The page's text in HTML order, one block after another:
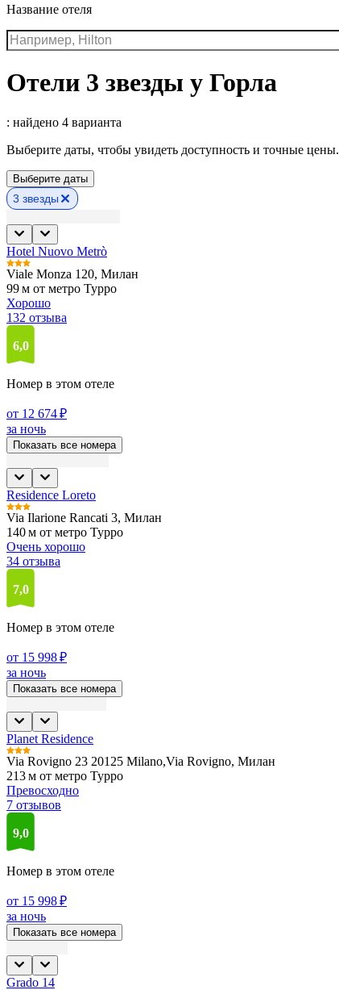
Название отеля
Отели 3 звезды у Горла
: найдено 4 варианта
Выберите даты, чтобы увидеть доступность и точные цены.
Выберите даты
3 звезды
Hotel Nuovo Metrò
Viale Monza 120, Милан
99 м от метро Турро
Хорошо
132 отзыва
6,0
Номер в этом отеле
от 12 674 ₽
за ночь
Показать все номера
Residence Loreto
Via Ilarione Rancati 3, Милан
140 м от метро Турро
Очень хорошо
34 отзыва
7,0
Номер в этом отеле
от 15 998 ₽
за ночь
Показать все номера
Planet Residence
Via Rovigno 23 20125 Milano,Via Rovigno, Милан
213 м от метро Турро
Превосходно
7 отзывов
9,0
Номер в этом отеле
от 15 998 ₽
за ночь
Показать все номера
Grado 14